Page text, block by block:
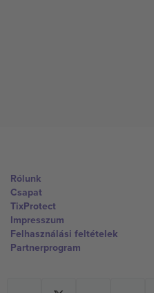
Rólunk
Csapat
TixProtect
Impresszum
Felhasználási feltételek
Partnerprogram